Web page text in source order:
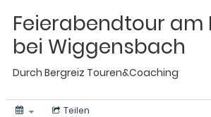
Feierabendtour am
bei Wiggensbach
Durch Bergreiz Touren&Coaching
Teilen